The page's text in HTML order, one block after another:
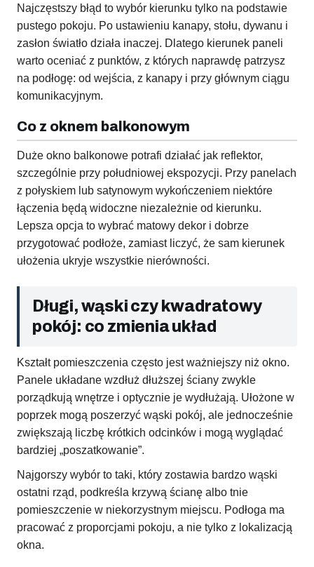
Najczęstszy błąd to wybór kierunku tylko na podstawie
pustego pokoju. Po ustawieniu kanapy, stołu, dywanu i
zasłon światło działa inaczej. Dlatego kierunek paneli
warto oceniać z punktów, z których naprawdę patrzysz
na podłogę: od wejścia, z kanapy i przy głównym ciągu
komunikacyjnym.
Co z oknem balkonowym
Duże okno balkonowe potrafi działać jak reflektor,
szczególnie przy południowej ekspozycji. Przy panelach
z połyskiem lub satynowym wykończeniem niektóre
łączenia będą widoczne niezależnie od kierunku.
Lepsza opcja to wybrać matowy dekor i dobrze
przygotować podłoże, zamiast liczyć, że sam kierunek
ułożenia ukryje wszystkie nierówności.
Długi, wąski czy kwadratowy
pokój: co zmienia układ
Kształt pomieszczenia często jest ważniejszy niż okno.
Panele układane wzdłuż dłuższej ściany zwykle
porządkują wnętrze i optycznie je wydłużają. Ułożone w
poprzek mogą poszerzyć wąski pokój, ale jednocześnie
zwiększają liczbę krótkich odcinków i mogą wyglądać
bardziej „poszatkowanie”.
Najgorszy wybór to taki, który zostawia bardzo wąski
ostatni rząd, podkreśla krzywą ścianę albo tnie
pomieszczenie w niekorzystnym miejscu. Podłoga ma
pracować z proporcjami pokoju, a nie tylko z lokalizacją
okna.